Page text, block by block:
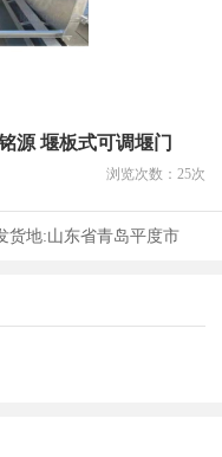
源 堰板式可调堰门
浏览次数： 25次
货地:山东省青岛平度市